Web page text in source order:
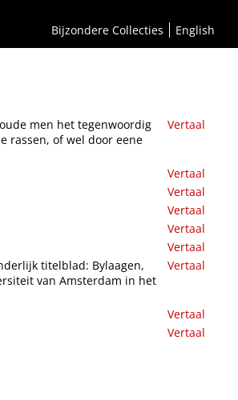
Bijzondere Collecties English
volkomenheid kunnen brengen, het zy door
men het tegenwoordig
rassen, of wel door eene
Vertaal
Vertaal
Vertaal
Vertaal
Vertaal
Vertaal
titelblad: Bylaagen,
van Amsterdam in het
Vertaal
Vertaal
Vertaal